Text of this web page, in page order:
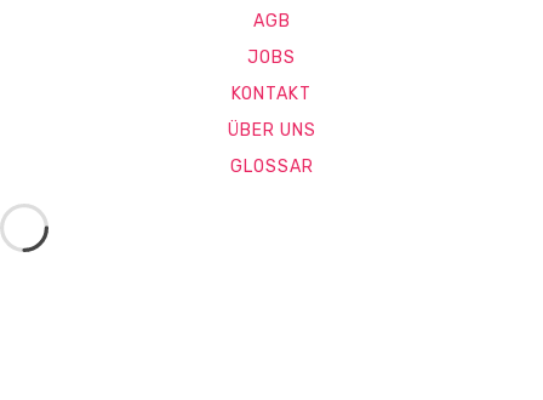
AGB
JOBS
KONTAKT
ÜBER UNS
GLOSSAR